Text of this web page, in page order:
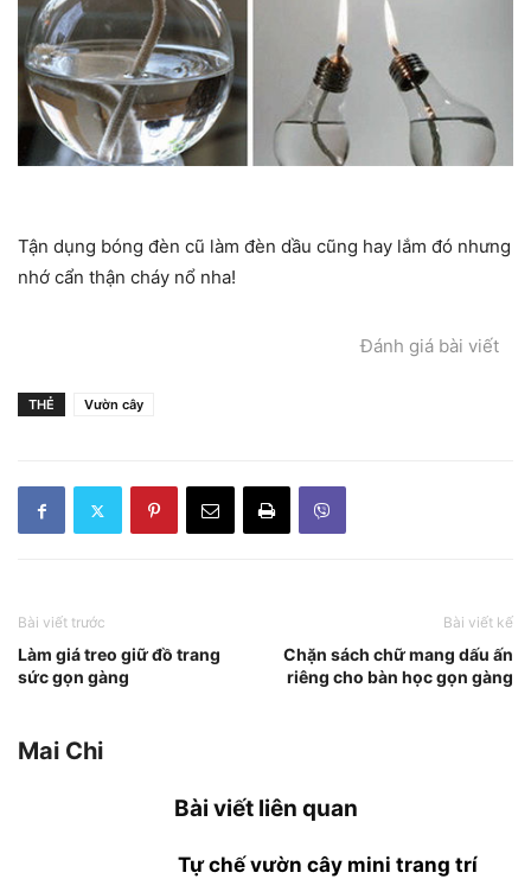
Tận dụng bóng đèn cũ làm đèn dầu cũng hay lắm đó nhưng
nhớ cẩn thận cháy nổ nha!
Đánh giá bài viết
THẺ Vườn cây
Bài viết trước
Làm giá treo giữ đồ trang
sức gọn gàng
Bài viết kế
Chặn sách chữ mang dấu ấn
riêng cho bàn học gọn gàng
Mai Chi
Bài viết liên quan
Tự chế vườn cây mini trang trí